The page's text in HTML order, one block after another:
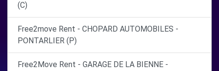
(C)
Free2move Rent - CHOPARD AUTOMOBILES -
PONTARLIER (P)
Free2Move Rent - GARAGE DE LA BIENNE -